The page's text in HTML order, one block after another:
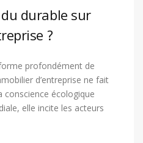
durable sur
?
profondément de
d’entreprise ne fait
conscience écologique
elle incite les acteurs